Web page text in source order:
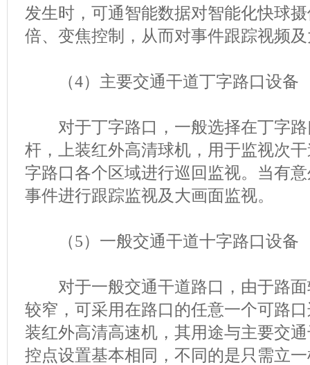
发生时，可通智能数据对智能化快球
倍、变焦控制，从而对事件跟踪视频
（4）主要交通干道丁字路口设备
对于丁字路口，一般选择在丁字路
杆，上装红外高清球机，用于监视次
字路口各个区域进行巡回监视。当有
事件进行跟踪监视及大画面监视。
（5）一般交通干道十字路口设备
对于一般交通干道路口，由于路面
较窄，可采用在路口的任意一个可路
装红外高清高速机，其用途与主要交
控点设置基本相同，不同的是只需立